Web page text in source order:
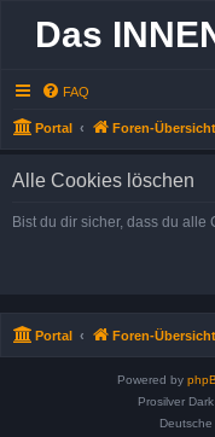
Das
FAQ
Portal Foren-Übersicht
Alle Cookies löschen
Bist du dir sicher, dass du
Portal Foren-Übersicht
Powered by
Prosilver